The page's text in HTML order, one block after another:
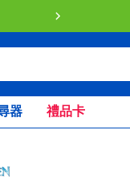
器 禮品卡